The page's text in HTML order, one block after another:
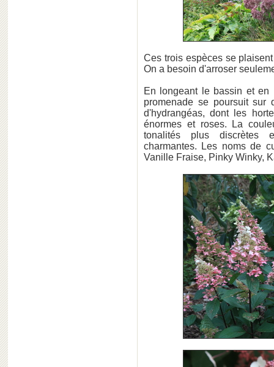
Ces trois espèces se
On a besoin d'arroser
En longeant le bassin et en
promenade se poursuit sur
d'hydrangéas, dont les
énormes et roses. La
tonalités plus discrètes
charmantes. Les noms de
Vanille Fraise, Pinky Winky,